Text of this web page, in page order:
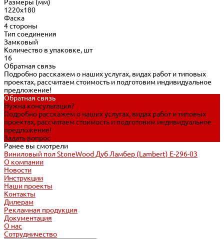
Размеры (мм)
1220x180
Фаска
4 стороны
Тип соединения
Замковый
Количество в упаковке, шт
16
Обратная связь
Подробно расскажем о наших услугах, видах работ и типовых
проектах, рассчитаем стоимость и подготовим индивидуальное
предложение!
Обратная связь
Нужна консультация?
Подробно расскажем о наших услугах, видах работ и типовых
проектах, рассчитаем стоимость и подготовим индивидуальное
предложение!
Задать вопрос
Ранее вы смотрели
Виниловый пол StoneWood Дуб Ламбер (Lambert) E-296-03
О компании
Новости
Инструкции
Наши проекты
Контакты
Дилерам
Рекламная продукция
Документация
О нас
Сотрудничество